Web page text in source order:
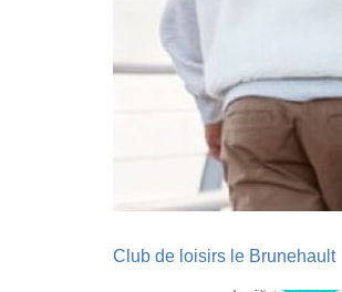
Club de loisirs le Brunehault